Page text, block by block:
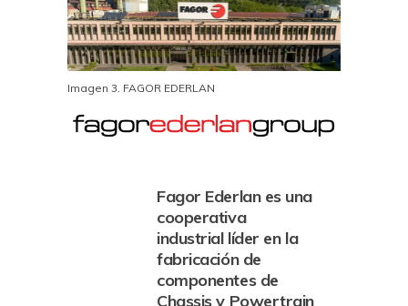
Imagen 3. FAGOR EDERLAN
Fagor Ederlan es una
cooperativa
industrial líder en la
fabricación de
componentes de
Chassis y Powertrain